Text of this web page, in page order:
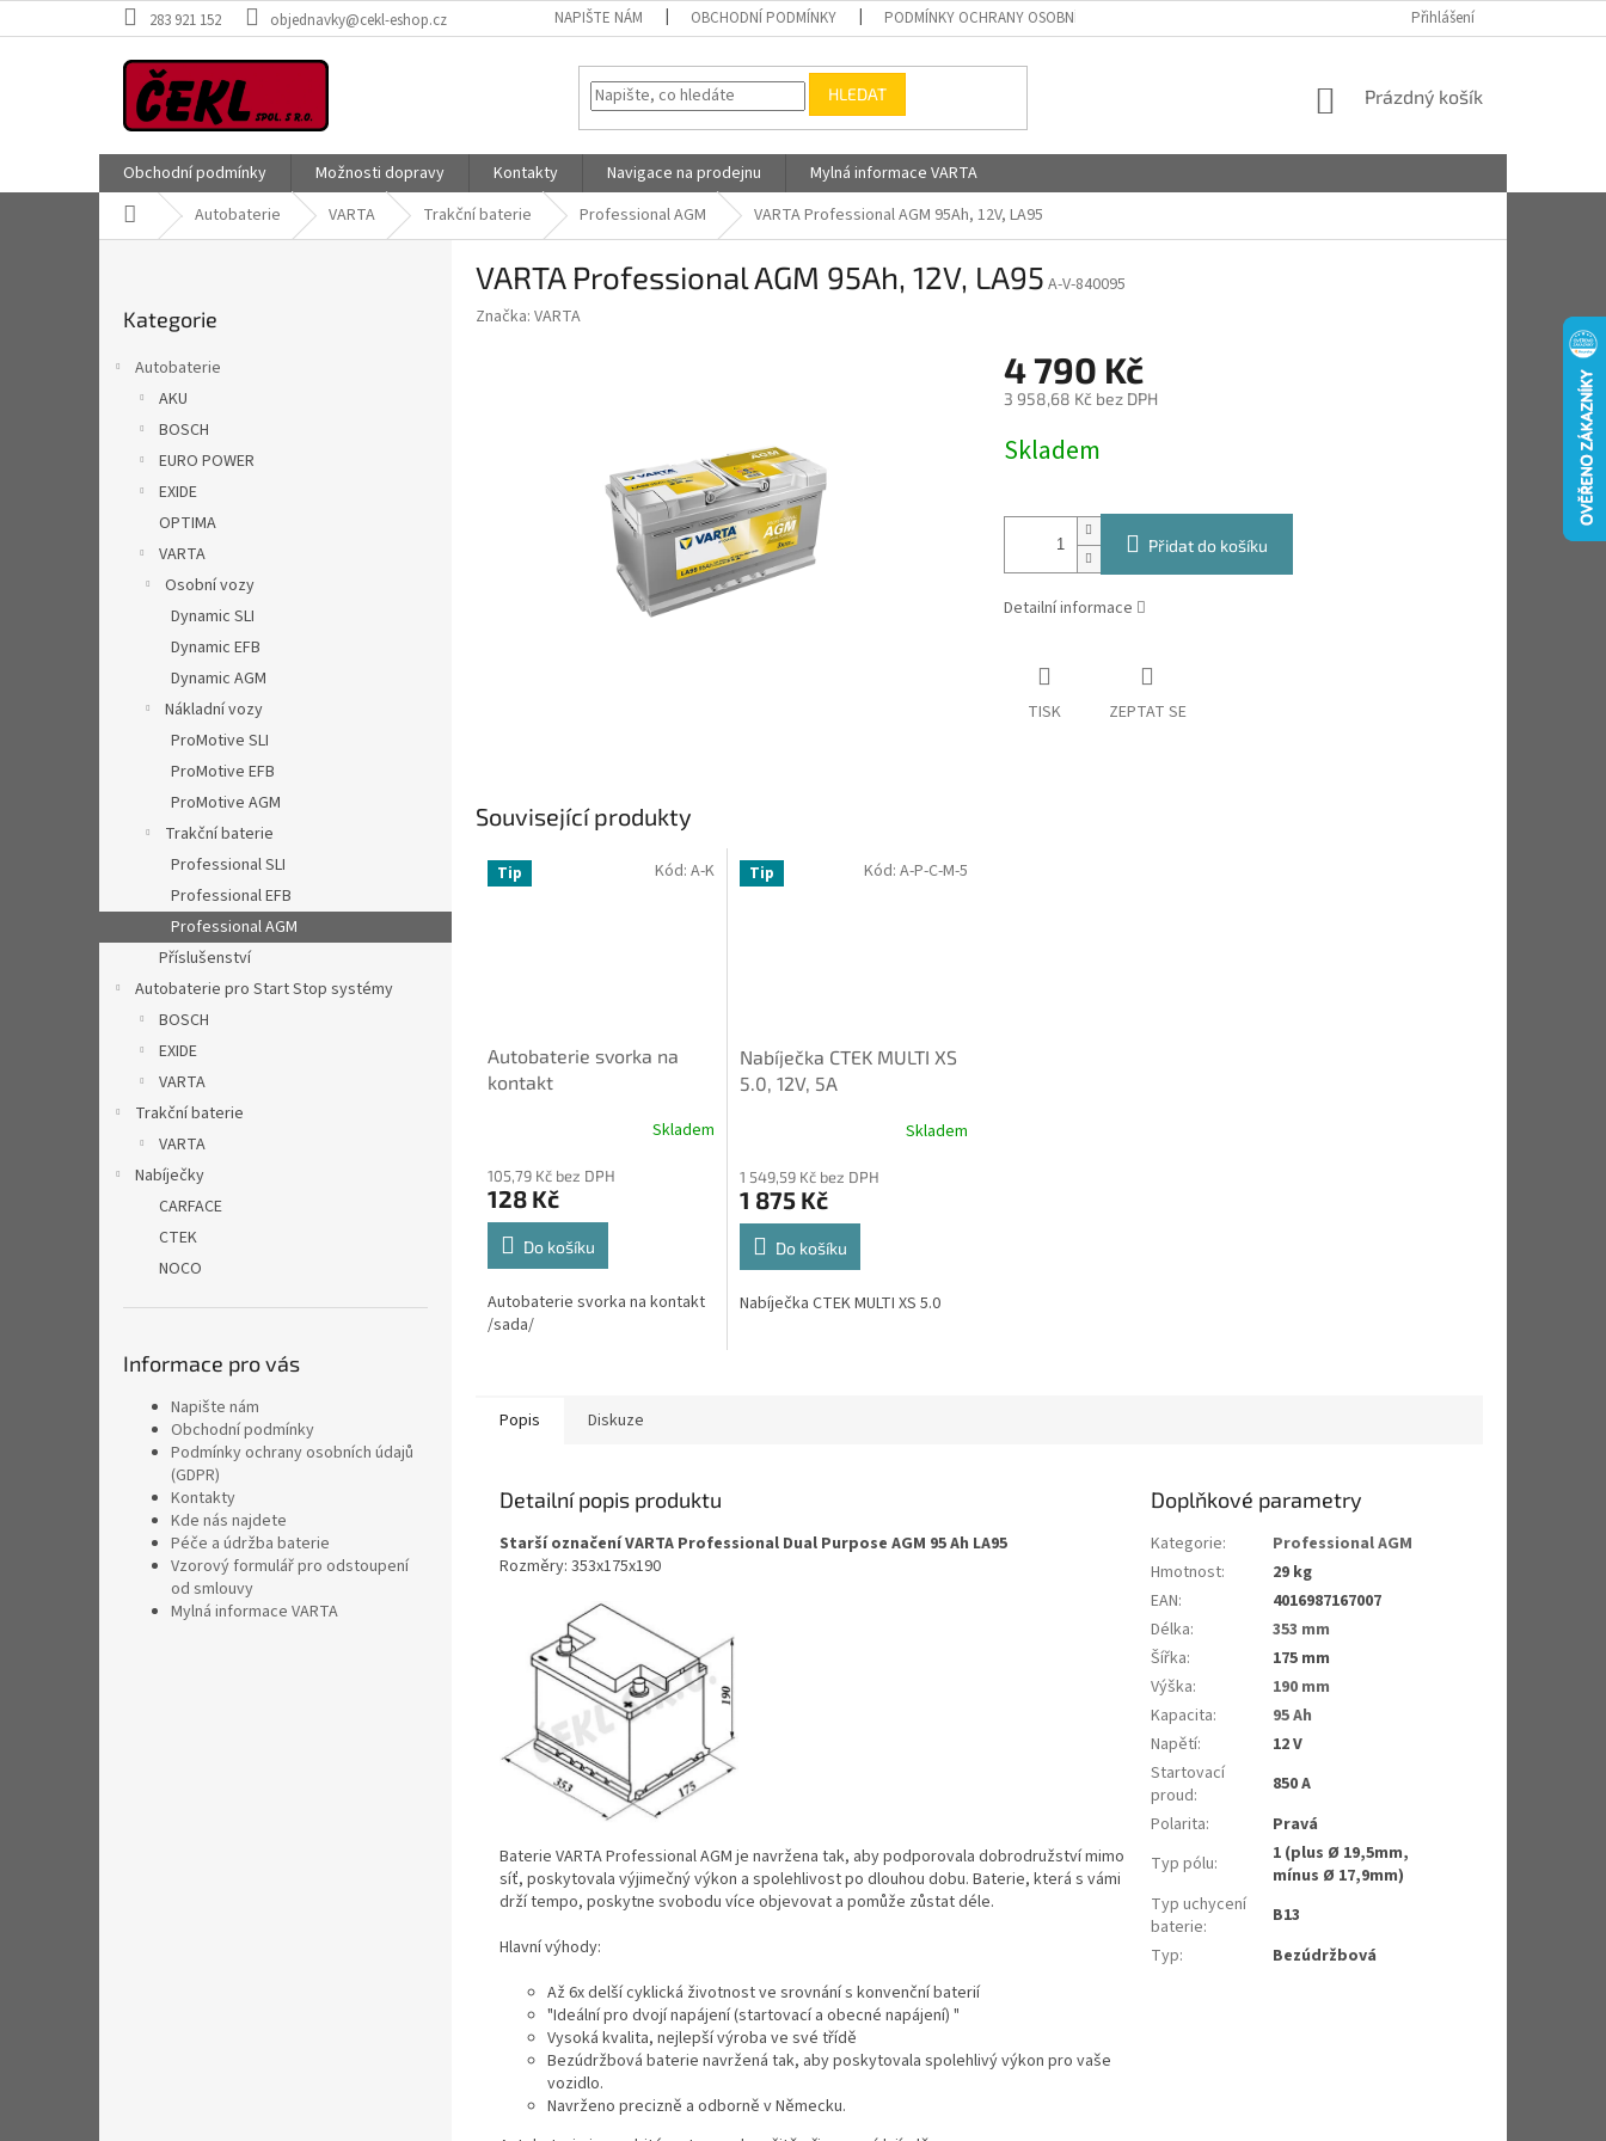
na
283 921 152 objednavky@cekl-eshop.cz NAPIŠTE NÁM OBCHODNÍ PODMÍNKY PODMÍNKY OCHRANY OSOBNÍCH ÚDAJŮ (GDPR) KDE NÁS NAJDETE
Přihlášení
HLEDAT
NÁKUPNÍ
Prázdný košík
Obchodní podmínky Možnosti dopravy Kontakty Navigace na prodejnu
Mylná informace VARTA
Domů Autobaterie VARTA Trakční baterie Professional AGM VARTA Professional AGM 95Ah, 12V, LA95
kategorie
Kategorie
Autobaterie
AKU
BOSCH
EURO POWER
EXIDE
OPTIMA
VARTA
Osobní vozy
Dynamic SLI
Dynamic EFB
Dynamic AGM
Nákladní vozy
ProMotive SLI
ProMotive EFB
ProMotive AGM
Trakční baterie
Professional SLI
Professional EFB
Professional AGM
Příslušenství
Autobaterie pro Start Stop systémy
BOSCH
EXIDE
VARTA
Trakční baterie
VARTA
Nabíječky
CARFACE
CTEK
NOCO
Informace pro vás
Napište nám
Obchodní podmínky
Podmínky ochrany osobních údajů
(GDPR)
Kontakty
Kde nás najdete
Péče a údržba baterie
Vzorový formulář pro odstoupení
od smlouvy
Mylná informace VARTA
VARTA Professional AGM 95Ah, 12V, LA95 A-V-840095
Značka: VARTA
4 790 Kč
3 958,68 Kč bez DPH
cena:
Skladem
Přidat do košíku
Detailní informace
TISK ZEPTAT SE
Související produkty
Tip
Autobaterie svorka na
kontakt
Skladem
105,79 Kč bez DPH
128 Kč
Do košíku
Autobaterie svorka na kontakt
/sada/
Kód: A-K Tip
Nabíječka CTEK MULTI XS
5.0, 12V, 5A
Skladem
1 549,59 Kč bez DPH
1 875 Kč
Do košíku
Nabíječka CTEK MULTI XS 5.0
Kód: A-P-C-M-5
Popis Diskuze
Detailní popis produktu
Starší označení VARTA Professional Dual Purpose AGM 95 Ah LA95
Rozměry: 353x175x190
Baterie VARTA Professional AGM je navržena tak, aby podporovala dobrodružství mimo
síť, poskytovala výjimečný výkon a spolehlivost po dlouhou dobu. Baterie, která s vámi
drží tempo, poskytne svobodu více objevovat a pomůže zůstat déle.​
Hlavní výhody:
Až 6x delší cyklická životnost ve srovnání s konvenční baterií
"Ideální pro dvojí napájení (startovací a obecné napájení) "
Vysoká kvalita, nejlepší výroba ve své třídě
Bezúdržbová baterie navržená tak, aby poskytovala spolehlivý výkon pro vaše
vozidlo.
Navrženo precizně a odborně v Německu.
Doplňkové parametry
Kategorie:
Professional AGM
Hmotnost:
29 kg
EAN:
4016987167007
Délka:
353 mm
Šířka:
175 mm
Výška:
190 mm
Kapacita:
95 Ah
Napětí:
12 V
Startovací
proud:
850 A
Polarita:
Pravá
Typ pólu:
1 (plus Ø 19,5mm,
mínus Ø 17,9mm)
Typ uchycení
baterie:
B13
Typ: Bezúdržbová